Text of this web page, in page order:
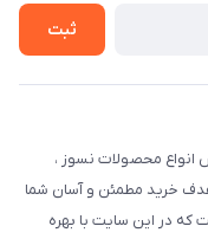
ثبت
انواع محصولات نسوز ،
خرید مطمئن و آسان شما
که در این سایت با بهره